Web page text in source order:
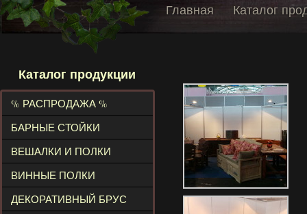
Главная Каталог
Каталог продукции
% РАСПРОДАЖА %
БАРНЫЕ СТОЙКИ
ВЕШАЛКИ И ПОЛКИ
ВИННЫЕ ПОЛКИ
ДЕКОРАТИВНЫЙ БРУС